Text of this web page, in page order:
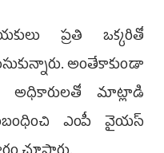
ప్రతి ఒక్కరితో
అంతేకాకుండా
మాట్లాడి
ఎంపీ వైయస్‌